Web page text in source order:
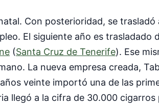
Con posterioridad, se
El siguiente año es trasladado
(Santa Cruz de Tenerife). Ese
La nueva empresa creada,
veinte importó una de las
llegó a la cifra de 30.000 cigarros